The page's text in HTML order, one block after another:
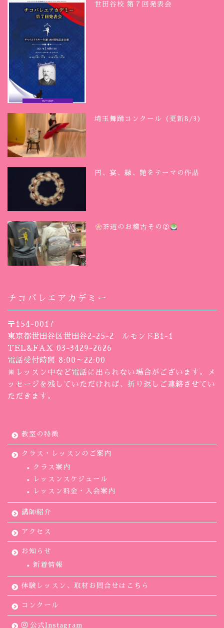
世田谷校 第７回発表会
埼玉舞踊コンクール（更新8/3）
円、宴、縁、艶をテーマの作品
茶道のお稽古その②
チコバレエアカデミー
〒154-0017
東京都世田谷区世田谷2-25-2 ルモンドB1-1
TEL&FAX 03-3429-2626
電話受付時間 8:00～22:00
※レッスン中など電話に出られない場合がございます。メ
ッセージを残していただければ、折り返しご連絡させてい
ただきます。
教室の特徴
クラス・レッスンのご案内
クラス案内
レッスンスケジュール
レッスン料金・入会案内
講師紹介
アクセス
お知らせ
新着情報
体験レッスン、取材お問合せはこちら
コンクール
公式Instagram